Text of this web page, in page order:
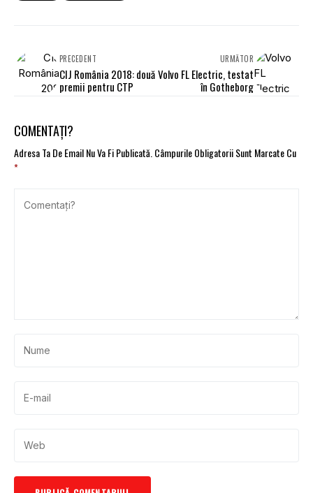
PRECEDENT
CIJ România 2018: două
premii pentru CTP
URMĂTOR
Volvo FL Electric, testat
în Gotheborg
COMENTAȚI?
Adresa Ta De Email Nu Va Fi Publicată. Câmpurile Obligatorii Sunt Marcate Cu
*